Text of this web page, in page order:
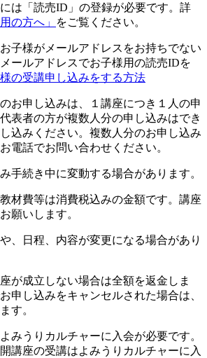
は「読売ID」の登録が必要です。詳
の方へ」 をご覧ください。
子様がメールアドレスをお持ちでない
ールアドレスでお子様用の読売IDを
の受講申し込みをする方法
お申し込みは、１講座につき１人の申
表者の方が複数人分の申し込みはでき
込みください。複数人分のお申し込み
電話でお問い合わせください。
手続き中に変動する場合があります。
材費等は消費税込みの金額です。講座
願いします。
、日程、内容が変更になる場合があり
が成立しない場合は全額を返金しま
申し込みをキャンセルされた場合は、
す。
みうりカルチャーに入会が必要です。
講座の受講はよみうりカルチャーに入